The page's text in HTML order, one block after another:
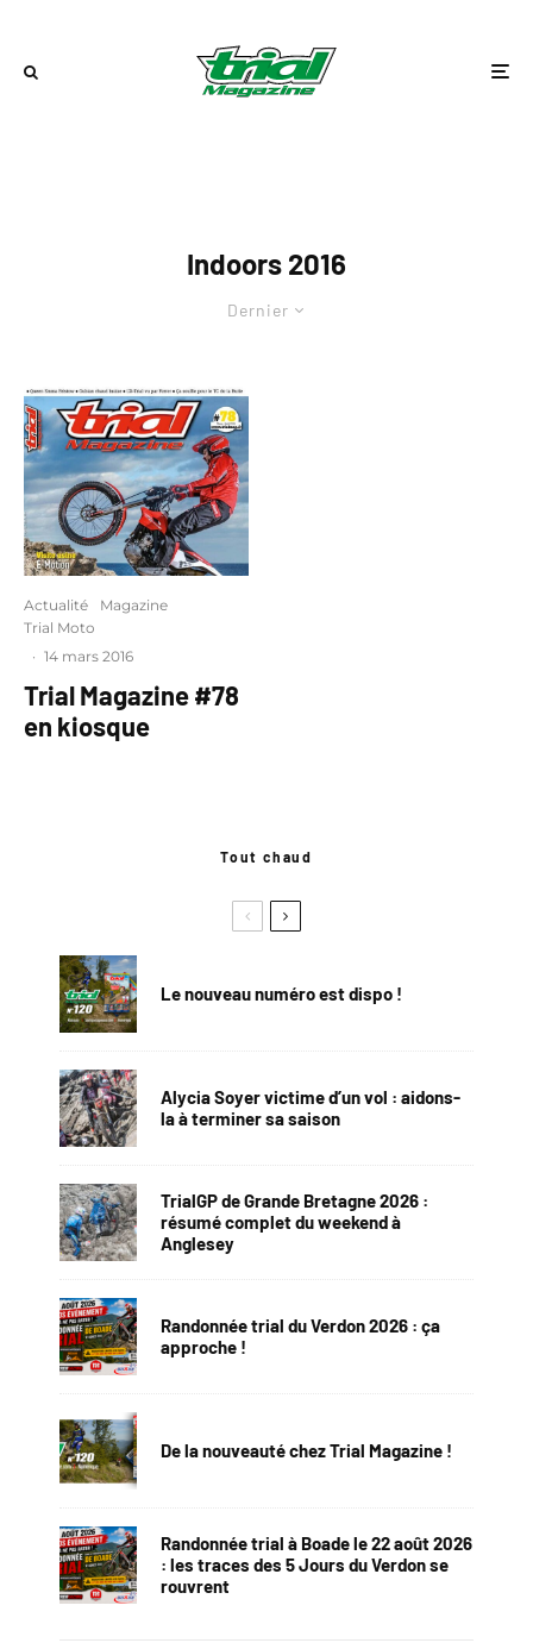
Indoors 2016
Dernier
Actualité
Magazine
Trial Moto
· 14 mars 2016
Trial Magazine #78
en kiosque
Tout chaud
Le nouveau numéro est dispo !
Alycia Soyer victime d’un vol : aidons-
la à terminer sa saison
TrialGP de Grande Bretagne 2026 :
résumé complet du weekend à
Anglesey
Randonnée trial du Verdon 2026 : ça
approche !
De la nouveauté chez Trial Magazine !
Randonnée trial à Boade le 22 août 2026
: les traces des 5 Jours du Verdon se
rouvrent